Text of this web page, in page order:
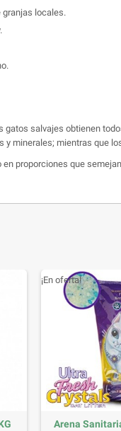
granjas locales.
salvajes obtienen
minerales; mientras que
proporciones que
Arena
¡En oferta!